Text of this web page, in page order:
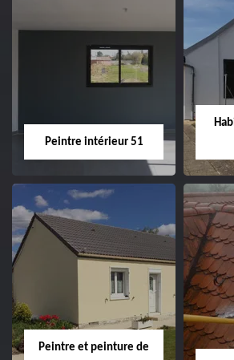
51
Peintre intérieur 51
Peintre intérieur
Peintre et peinture de